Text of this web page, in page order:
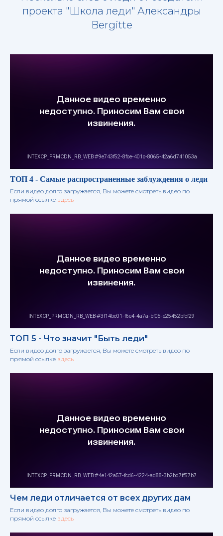
проекта "Школа леди" Александры
Bergitte
ТОП 4 - Самые распространенные заблуждения о леди
Если видео долго загружается, Вы можете смотреть видео по
прямой ссылке здесь
ТОП 5 - Что значит "Быть леди"
Если видео долго загружается, Вы можете смотреть видео по
прямой ссылке здесь
Чем леди отличается от всех других дам
Если видео долго загружается, Вы можете смотреть видео по
прямой ссылке здесь